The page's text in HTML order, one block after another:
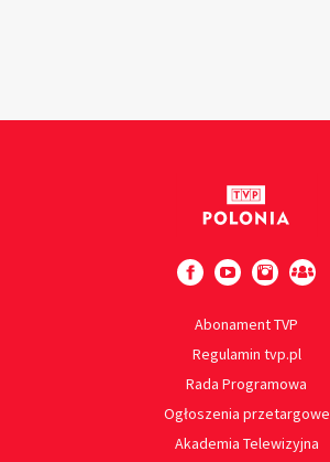
Abonament TVP
Regulamin tvp.pl
Rada Programowa
Ogłoszenia przetargowe
Akademia Telewizyjna